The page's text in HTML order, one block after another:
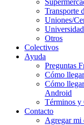
Transporte
Uniones/
Otros
Colectivos
Ayuda
Preguntas
Cómo
Cómo
Android
Términos y
Contacto
Agregar mi